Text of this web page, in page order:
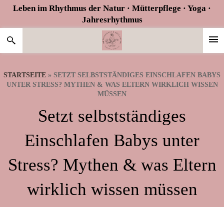
Zur
springen
Skip
main
content
Zur
springen
Leben im Rhythmus der Natur · Mütterpflege · Yoga ·
Jahresrhythmus
STARTSEITE » SETZT SELBSTSTÄNDIGES EINSCHLAFEN BABYS
UNTER STRESS? MYTHEN & WAS ELTERN WIRKLICH WISSEN
MÜSSEN
Setzt selbstständiges
Einschlafen Babys unter
Stress? Mythen & was Eltern
wirklich wissen müssen